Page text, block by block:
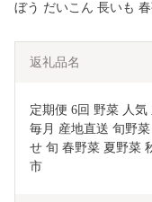
ぼう だいこん 長いも
返礼品名
定期便 6回 野菜 人
毎月 産地直送 旬野
せ 旬 春野菜 夏野菜
市